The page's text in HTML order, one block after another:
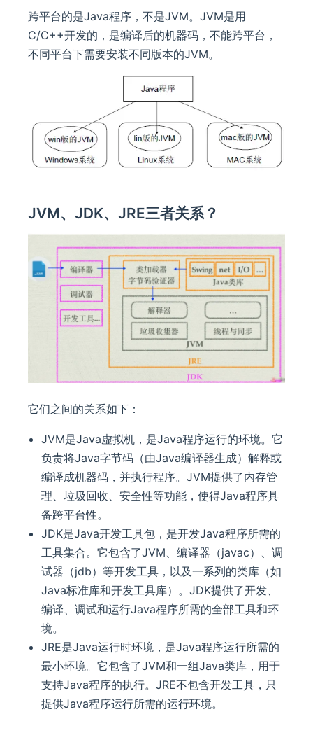
跨平台的是Java程序，不是JVM。JVM是用
C/C++开发的，是编译后的机器码，不能跨平台，
不同平台下需要安装不同版本的JVM。
JVM、JDK、JRE三者关系？
它们之间的关系如下：
JVM是Java虚拟机，是Java程序运行的环境。它
负责将Java字节码（由Java编译器生成）解释或
编译成机器码，并执行程序。JVM提供了内存管
理、垃圾回收、安全性等功能，使得Java程序具
备跨平台性。
JDK是Java开发工具包，是开发Java程序所需的
工具集合。它包含了JVM、编译器（javac）、调
试器（jdb）等开发工具，以及一系列的类库（如
Java标准库和开发工具库）。JDK提供了开发、
编译、调试和运行Java程序所需的全部工具和环
境。
JRE是Java运行时环境，是Java程序运行所需的
最小环境。它包含了JVM和一组Java类库，用于
支持Java程序的执行。JRE不包含开发工具，只
提供Java程序运行所需的运行环境。